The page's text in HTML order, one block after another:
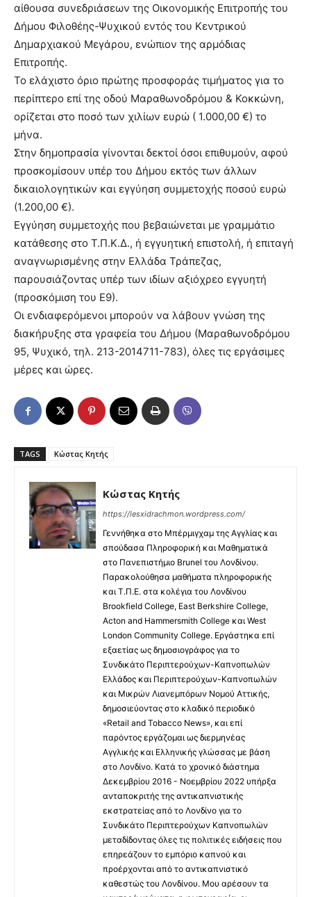
αίθουσα συνεδριάσεων της Οικονομικής Επιτροπής του
Δήμου Φιλοθέης-Ψυχικού εντός του Κεντρικού
Δημαρχιακού Μεγάρου, ενώπιον της αρμόδιας
Επιτροπής.
Το ελάχιστο όριο πρώτης προσφοράς τιμήματος για το
περίπτερο επί της οδού Μαραθωνοδρόμου & Κοκκώνη,
ορίζεται στο ποσό των χιλίων ευρώ ( 1.000,00 €) το
μήνα.
Στην δημοπρασία γίνονται δεκτοί όσοι επιθυμούν, αφού
προσκομίσουν υπέρ του Δήμου εκτός των άλλων
δικαιολογητικών και εγγύηση συμμετοχής ποσού ευρώ
(1.200,00 €).
Εγγύηση συμμετοχής που βεβαιώνεται με γραμμάτιο
κατάθεσης στο Τ.Π.Κ.Δ., ή εγγυητική επιστολή, ή επιταγή
αναγνωρισμένης στην Ελλάδα Τράπεζας,
παρουσιάζοντας υπέρ των ιδίων αξιόχρεο εγγυητή
(προσκόμιση του Ε9).
Οι ενδιαφερόμενοι μπορούν να λάβουν γνώση της
διακήρυξης στα γραφεία του Δήμου (Μαραθωνοδρόμου
95, Ψυχικό, τηλ. 213-2014711-783), όλες τις εργάσιμες
μέρες και ώρες.
TAGS Κώστας Κητής
Κώστας Κητής
https://lesxidrachmon.wordpress.com/
Γεννήθηκα στο Μπέρμιγχαμ της Αγγλίας και
σπούδασα Πληροφορική και Μαθηματικά
στο Πανεπιστήμιο Brunel του Λονδίνου.
Παρακολούθησα μαθήματα πληροφορικής
και Τ.Π.Ε. στα κολέγια του Λονδίνου
Brookfield College, East Berkshire College,
Acton and Hammersmith College και West
London Community College. Εργάστηκα επί
εξαετίας ως δημοσιογράφος για το
Συνδικάτο Περιπτερούχων-Καπνοπωλών
Ελλάδος και Περιπτερούχων-Καπνοπωλών
και Μικρών Λιανεμπόρων Νομού Αττικής,
δημοσιεύοντας στο κλαδικό περιοδικό
«Retail and Tobacco News», και επί
παρόντος εργάζομαι ως διερμηνέας
Αγγλικής και Ελληνικής γλώσσας με βάση
στο Λονδίνο. Κατά το χρονικό διάστημα
Δεκεμβρίου 2016 - Νοεμβρίου 2022 υπήρξα
ανταποκριτής της αντικαπνιστικής
εκστρατείας από το Λονδίνο για το
Συνδικάτο Περιπτερούχων Καπνοπωλών
μεταδίδοντας όλες τις πολιτικές ειδήσεις που
επηρεάζουν το εμπόριο καπνού και
προέρχονται από το αντικαπνιστικό
καθεστώς του Λονδίνου. Μου αρέσουν τα